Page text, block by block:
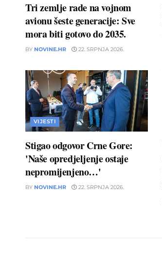
Tri zemlje rade na vojnom
avionu šeste generacije: Sve
mora biti gotovo do 2035.
BY NOVINE.HR 22. SRPNJA 2026.
VIJESTI
Stigao odgovor Crne Gore:
'Naše opredjeljenje ostaje
nepromijenjeno…'
BY NOVINE.HR 22. SRPNJA 2026.